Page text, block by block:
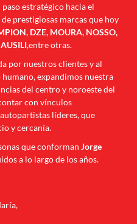
estratégico hacia el
prestigiosas marcas que hoy
DZE, MOURA, NOSSO,
,entre otras.
por nuestros clientes y al
expandimos nuestra
del centro y noroeste del
con vínculos
líderes, que
y cercanía.
que conforman Jorge
a lo largo de los años.